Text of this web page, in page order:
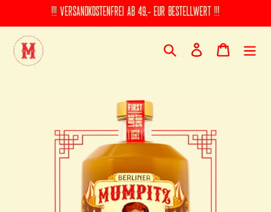
!!! VERSANDKOSTENFREI AB 49,- EUR BESTELLWERT !!!
Suchen Einloggen Warenkorb